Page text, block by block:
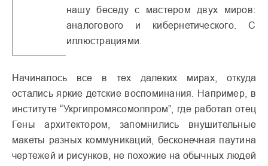
нашу беседу с мастером двух миров:
аналогового и кибернетического. С
иллюстрациями.
Начиналось все в тех далеких мирах, откуда
остались яркие детские воспоминания. Например, в
институте “Укргипромясомолпром”, где работал отец
Гены архитектором, запомнились внушительные
макеты разных коммуникаций, бесконечная паутина
чертежей и рисунков, не похожие на обычных людей